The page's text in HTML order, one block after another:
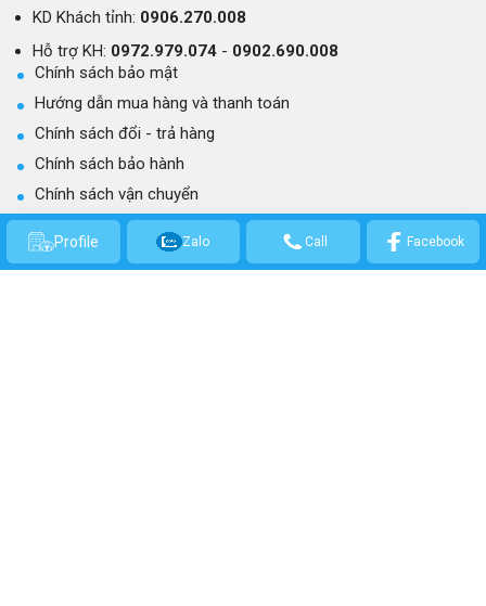
KD Khách tỉnh: 0906.270.008
Hỗ trợ KH: 0972.979.074- 0902.690.008
Chính sách bảo mật
Hướng dẫn mua hàng và thanh toán
Chính sách đổi - trả hàng
Chính sách bảo hành
Chính sách vận chuyển
Quy trình làm việc
Profile Zalo Call Facebook